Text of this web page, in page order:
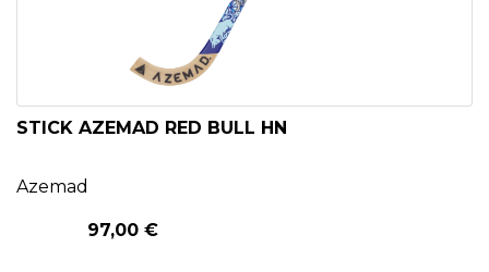
STICK AZEMAD RED BULL HN
Azemad
97,00 €